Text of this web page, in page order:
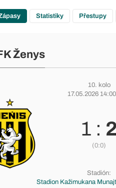
Statistiky Přestupy
Ženys
10. kolo
17.05.2026
1 : 2
(0:0)
Stadión:
Stadion Kažimukana